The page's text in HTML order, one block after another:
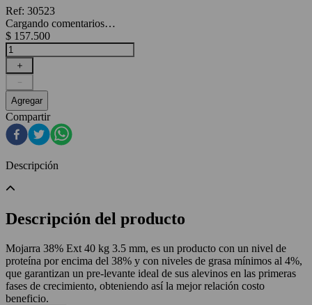
Ref: 30523
Cargando comentarios…
$ 157.500
＋
－
Agregar
Compartir
Descripción
Descripción del producto
Mojarra 38% Ext 40 kg 3.5 mm, es un producto con un nivel de
proteína por encima del 38% y con niveles de grasa mínimos al 4%,
que garantizan un pre-levante ideal de sus alevinos en las primeras
fases de crecimiento, obteniendo así la mejor relación costo
beneficio.